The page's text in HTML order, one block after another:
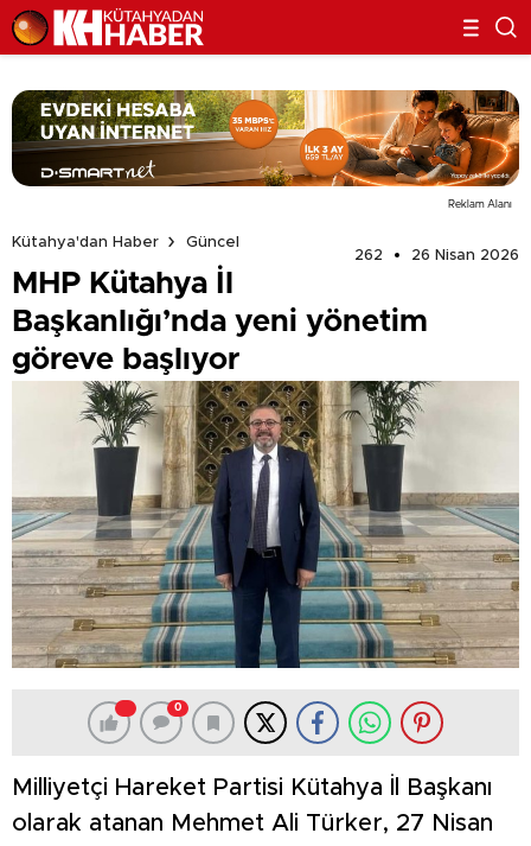
Reklam Alanı
Kütahya'dan Haber
Güncel
262
26 Nisan 2026
MHP Kütahya İl
Başkanlığı’nda yeni yönetim
göreve başlıyor
0
Milliyetçi Hareket Partisi Kütahya İl Başkanı
olarak atanan Mehmet Ali Türker, 27 Nisan